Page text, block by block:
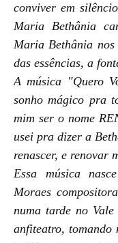
conviver em
Maria Bethânia
Maria Bethânia
das essências, a
A música "Quero
sonho mágico pra
mim ser o nome
usei pra dizer a
renascer, e renovar
Essa música
Moraes
numa tarde no
anfiteatro, tomando